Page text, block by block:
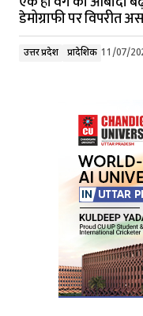
डेमोग्राफी पर विपरीत
उत्तर प्रदेश प्रादेशिक 11/07/